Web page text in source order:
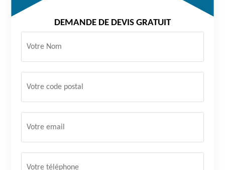
DEMANDE DE DEVIS GRATUIT